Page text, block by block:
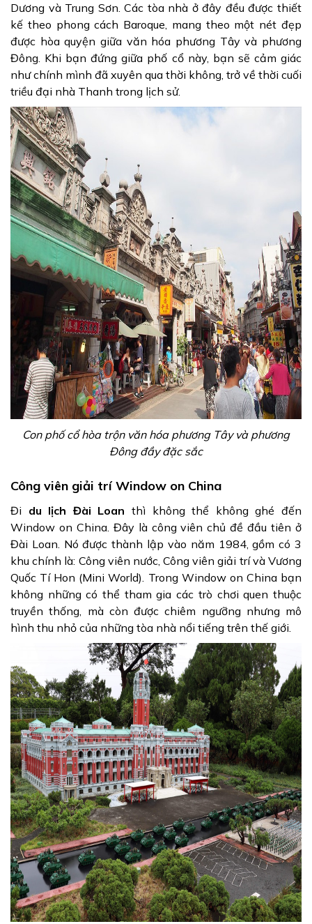
Dương và Trung Sơn. Các tòa nhà ở đây đều được thiết
kế theo phong cách Baroque, mang theo một nét đẹp
được hòa quyện giữa văn hóa phương Tây và phương
Đông. Khi bạn đứng giữa phố cổ này, bạn sẽ cảm giác
như chính mình đã xuyên qua thời không, trở về thời cuối
triều đại nhà Thanh trong lịch sử.
Con phố cổ hòa trộn văn hóa phương Tây và phương
Đông đầy đặc sắc
Công viên giải trí Window on China
Đi du lịch Đài Loanthì không thể không ghé đến
Window on China. Đây là công viên chủ đề đầu tiên ở
Đài Loan. Nó được thành lập vào năm 1984, gồm có 3
khu chính là: Công viên nước, Công viên giải trí và Vương
Quốc Tí Hon (Mini World). Trong Window on China bạn
không những có thể tham gia các trò chơi quen thuộc
truyền thống, mà còn được chiêm ngưỡng nhưng mô
hình thu nhỏ của những tòa nhà nổi tiếng trên thế giới.